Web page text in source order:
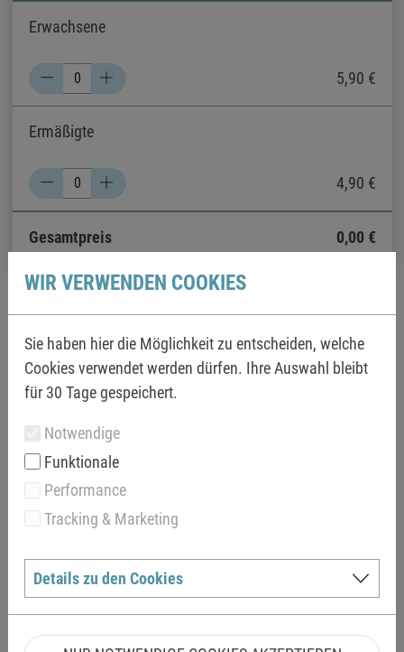
Erwachsene
5,90 €
Ermäßigte
4,90 €
Gesamtpreis 0,00€
ERLÄUTERUNGEN
Gültig vom ersten Tag nach den Sommerferien in Bayern bis
zum einmaligen Eintritt und verliert beim Verlassen des
Bades ihre Gültigkeit. Die Badezeit endet 15 Minuten vor
Schließung. Sämtliche Vergünstigungen nur gegen Vorlage
eines gültigen Ausweises.
Erwachsene:
Personen ab 18 Jahren, die nicht unter den ermäßigten Tarif
fallen.
Ermäßigte:
WIR VERWENDEN COOKIES
Sie haben hier die Möglichkeit zu entscheiden, welche
Cookies verwendet werden dürfen. Ihre Auswahl bleibt
für 30 Tage gespeichert.
Notwendige
Funktionale
Performance
Tracking & Marketing
Details zu den Cookies